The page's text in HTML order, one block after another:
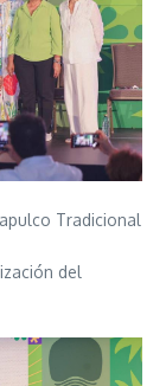
Tradicional
del